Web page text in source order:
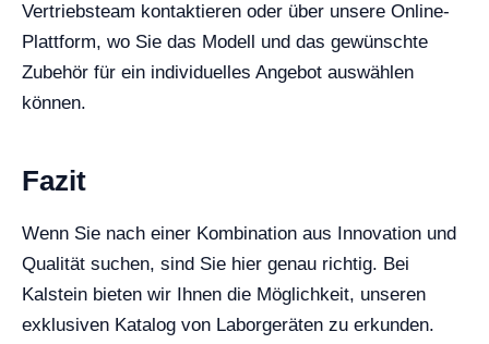
Vertriebsteam kontaktieren oder über unsere Online-
Plattform, wo Sie das Modell und das gewünschte
Zubehör für ein individuelles Angebot auswählen
können.
Fazit
Wenn Sie nach einer Kombination aus Innovation und
Qualität suchen, sind Sie hier genau richtig. Bei
Kalstein bieten wir Ihnen die Möglichkeit, unseren
exklusiven Katalog von Laborgeräten zu erkunden.